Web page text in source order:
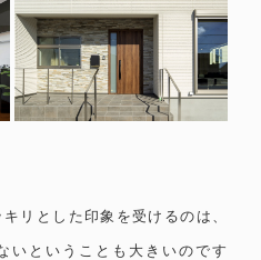
リとした印象を受けるのは、
いということも大きいのです